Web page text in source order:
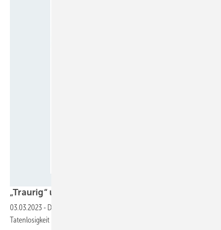
„T r aurig“ und
03.03.2023 - Diskussion mit Klimaschutzaktivist:innen über Kampf und
Tatenlosigkeit